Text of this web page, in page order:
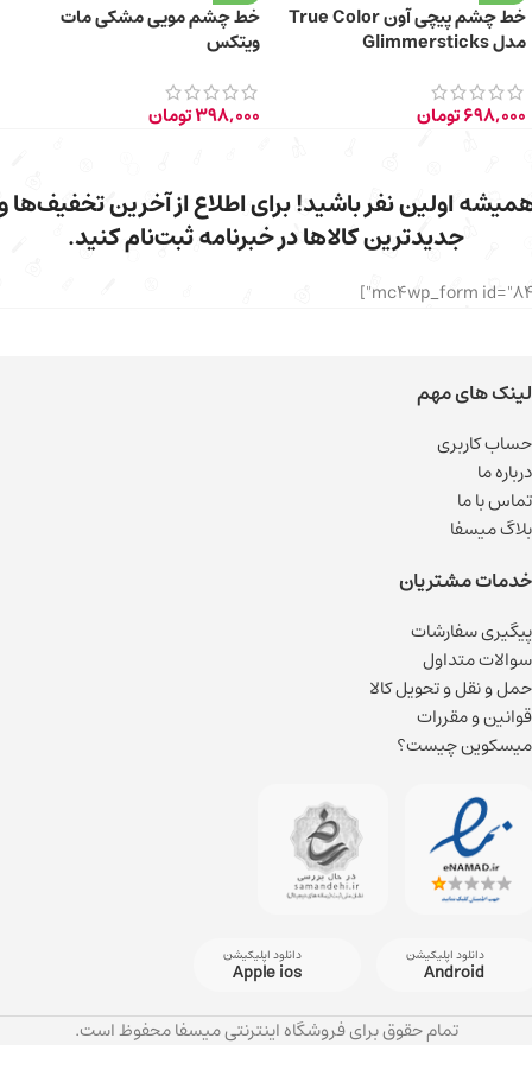
خط چشم پیچی آون True Color
مدل Glimmersticks
698,000تومان
خط چشم مویی مشکی مات
ویتکس
398,000تومان
اولین نفر باشید! برای اطلاع از آخرین تخفیف‌ها
جدیدترین کالاها در خبرنامه ثبت‌نام کنید.
لینک های مهم
حساب کاربری
درباره ما
تماس با ما
بلاگ میسفا
خدمات مشتریان
پیگیری سفارشات
سوالات متداول
حمل و نقل و تحویل کالا
قوانین و مقررات
میسکوین چیست؟
دانلود اپلیکیشن
Android
دانلود اپلیکیشن
Apple ios
تمام حقوق برای فروشگاه اینترنتی میسفا محفوظ است.